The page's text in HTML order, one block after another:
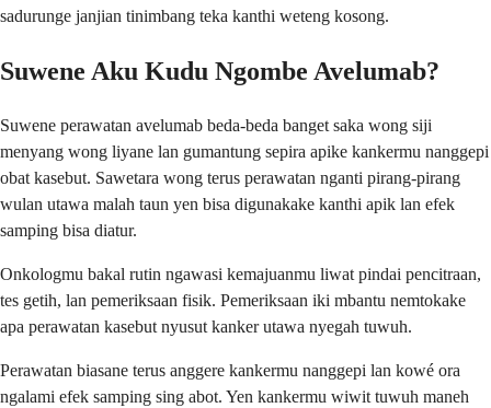
sadurunge janjian tinimbang teka kanthi weteng kosong.
Suwene Aku Kudu Ngombe Avelumab?
Suwene perawatan avelumab beda-beda banget saka wong siji
menyang wong liyane lan gumantung sepira apike kankermu nanggepi
obat kasebut. Sawetara wong terus perawatan nganti pirang-pirang
wulan utawa malah taun yen bisa digunakake kanthi apik lan efek
samping bisa diatur.
Onkologmu bakal rutin ngawasi kemajuanmu liwat pindai pencitraan,
tes getih, lan pemeriksaan fisik. Pemeriksaan iki mbantu nemtokake
apa perawatan kasebut nyusut kanker utawa nyegah tuwuh.
Perawatan biasane terus anggere kankermu nanggepi lan kowé ora
ngalami efek samping sing abot. Yen kankermu wiwit tuwuh maneh